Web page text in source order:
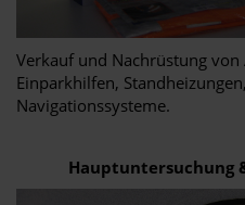
Verkauf und Nachrüstung
Einparkhilfen,
Navigationssysteme.
Hauptuntersuchung